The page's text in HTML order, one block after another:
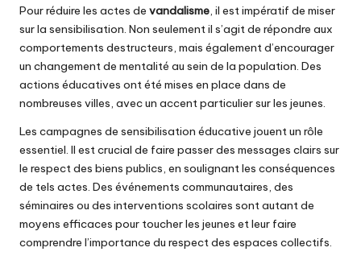
Pour réduire les actes de vandalisme, il est impératif de miser
sur la sensibilisation. Non seulement il s’agit de répondre aux
comportements destructeurs, mais également d’encourager
un changement de mentalité au sein de la population. Des
actions éducatives ont été mises en place dans de
nombreuses villes, avec un accent particulier sur les jeunes.
Les campagnes de sensibilisation éducative jouent un rôle
essentiel. Il est crucial de faire passer des messages clairs sur
le respect des biens publics, en soulignant les conséquences
de tels actes. Des événements communautaires, des
séminaires ou des interventions scolaires sont autant de
moyens efficaces pour toucher les jeunes et leur faire
comprendre l’importance du respect des espaces collectifs.